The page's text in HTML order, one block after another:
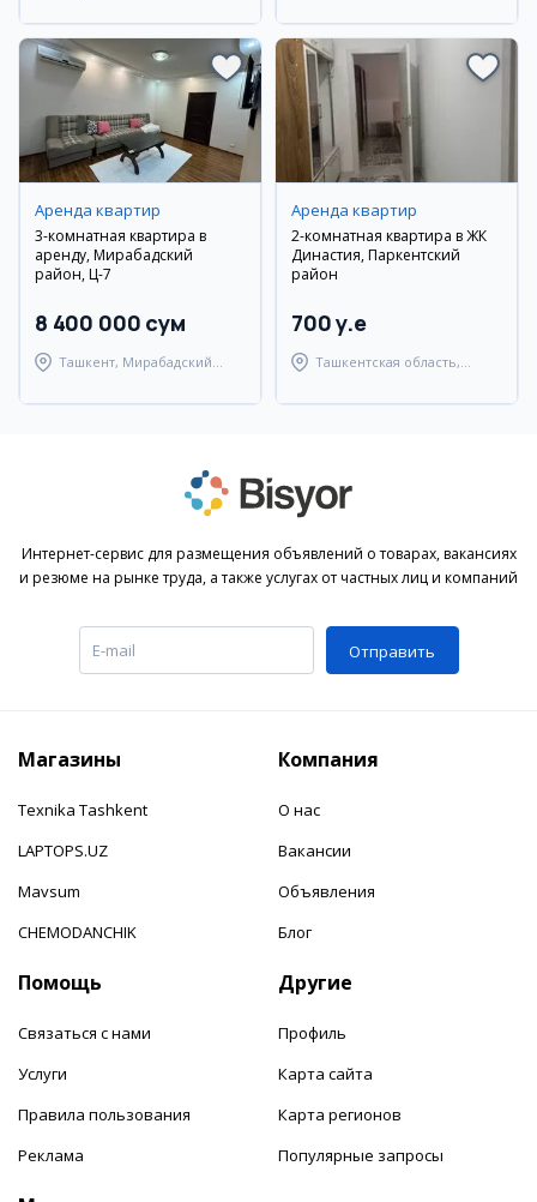
Аренда квартир
3-комнатная квартира в
аренду, Мирабадский
район, Ц-7
8 400 000 сум
Ташкент, Мирабадский
Аренда квартир
2-комнатная квартира в ЖК
Династия, Паркентский
район
700 y.e
Ташкентская область,
Интернет-сервис для размещения объявлений о товарах, вакансиях
и резюме на рынке труда, а также услугах от частных лиц и компаний
Отправить
Магазины
Texnika Tashkent
LAPTOPS.UZ
Mavsum
CHEMODANCHIK
Компания
О нас
Вакансии
Объявления
Блог
Помощь
Связаться с нами
Услуги
Правила пользования
Реклама
Другие
Профиль
Карта сайта
Карта регионов
Популярные запросы